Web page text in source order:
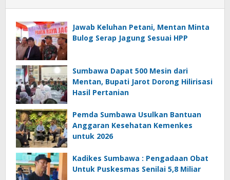
Jawab Keluhan Petani, Mentan Minta
Bulog Serap Jagung Sesuai HPP
Sumbawa Dapat 500 Mesin dari
Mentan, Bupati Jarot Dorong Hilirisasi
Hasil Pertanian
Pemda Sumbawa Usulkan Bantuan
Anggaran Kesehatan Kemenkes
untuk 2026
Kadikes Sumbawa : Pengadaan Obat
Untuk Puskesmas Senilai 5,8 Miliar